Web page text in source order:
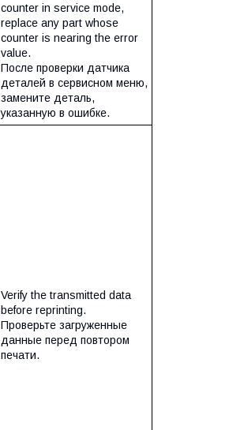
counter in service mode,
replace any part whose
counter is nearing the error
value.
После проверки датчика
деталей в сервисном меню,
замените деталь,
указанную в ошибке.
Verify the transmitted data
before reprinting.
Проверьте загруженные
данные перед повтором
печати.